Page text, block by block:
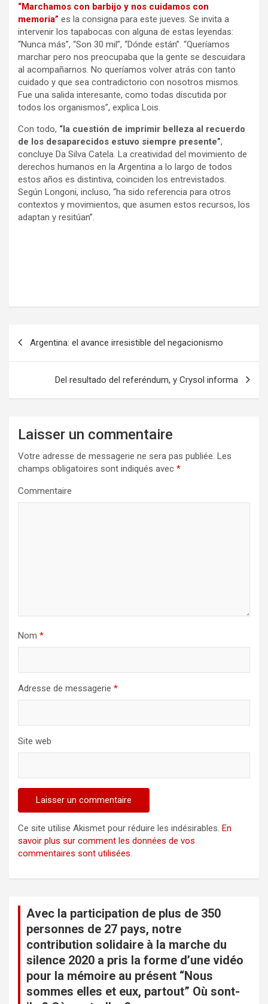
“Marchamos con barbijo y nos cuidamos con
memoria” es la consigna para este jueves. Se invita a
intervenir los tapabocas con alguna de estas leyendas:
“Nunca más”, “Son 30 mil”, “Dónde están”. “Queríamos
marchar pero nos preocupaba que la gente se descuidara
al acompañarnos. No queríamos volver atrás con tanto
cuidado y que sea contradictorio con nosotros mismos.
Fue una salida interesante, como todas discutida por
todos los organismos”, explica Lois.
Con todo, “la cuestión de imprimir belleza al recuerdo
de los desaparecidos estuvo siempre presente”,
concluye Da Silva Catela. La creatividad del movimiento de
derechos humanos en la Argentina a lo largo de todos
estos años es distintiva, coinciden los entrevistados.
Según Longoni, incluso, “ha sido referencia para otros
contextos y movimientos, que asumen estos recursos, los
adaptan y resitúan”.
Argentina: el avance irresistible del negacionismo
Del resultado del referéndum, y Crysol informa
Laisser un commentaire
Votre adresse de messagerie ne sera pas publiée. Les
champs obligatoires sont indiqués avec *
Commentaire
Nom *
Adresse de messagerie *
Site web
Ce site utilise Akismet pour réduire les indésirables. En
savoir plus sur comment les données de vos
commentaires sont utilisées
Avec la participation de plus de 350
personnes de 27 pays, notre
contribution solidaire à la marche du
silence 2020 a pris la forme d’une vidéo
pour la mémoire au présent “Nous
sommes elles et eux, partout” Où sont-